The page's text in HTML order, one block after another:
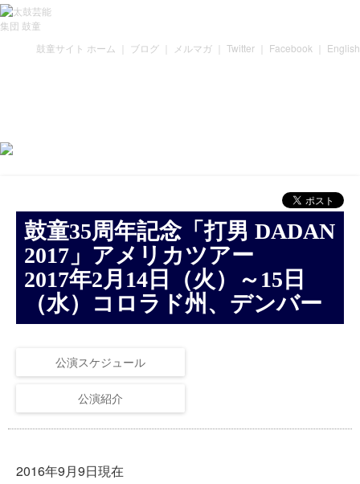
鼓童サイト ホーム ブログ メルマガ Twitter Facebook English
鼓童35周年記念「打男 DADAN
2017」アメリカツアー
2017年2月14日（火）～15日
（水）コロラド州、デンバー
公演スケジュール
公演紹介
2016年9月9日現在